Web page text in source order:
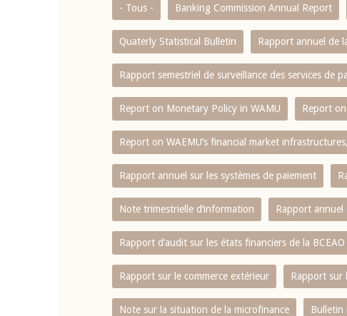
- Tous - Banking Commission Annual Report
Quaterly Statistical Bulletin Rapport annuel de
Rapport semestriel de surveillance des services de
Report on Monetary Policy in WAMU Report
Report on WAEMU’s financial market
Rapport annuel sur les systèmes de paiement
Note trimestrielle d‘information Rapport annuel
Rapport d‘audit sur les états financiers de la BCEAO
Rapport sur le commerce extérieur Rapport sur
Note sur la situation de la microfinance Bulletin